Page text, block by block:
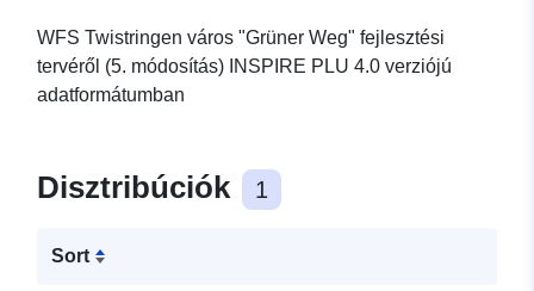
WFS Twistringen város "Grüner Weg" fejlesztési
tervéről (5. módosítás) INSPIRE PLU 4.0 verziójú
adatformátumban
Disztribúciók 1
Sort